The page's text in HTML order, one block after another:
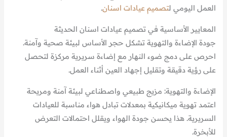
العمل اليومي لتصميم عيادات اسنان.
المعايير الأساسية في تصميم عيادات اسنان الحديثة
جودة الإضاءة والتهوية تشكل حجر الأساس لبيئة صحية وآمنة.
احرص على دمج ضوء النهار مع إضاءة سريرية مركزة لتحصل
على رؤية دقيقة وتقليل إجهاد العين أثناء العمل.
الإضاءة والتهوية: مزيج طبيعي واصطناعي لبيئة آمنة ومريحة
اعتمد تهوية ميكانيكية بمعدلات تبادل هواء مناسبة للعيادات
السريرية. هذا يحسن جودة الهواء ويقلل احتمالات التعرض
للأبخرة.